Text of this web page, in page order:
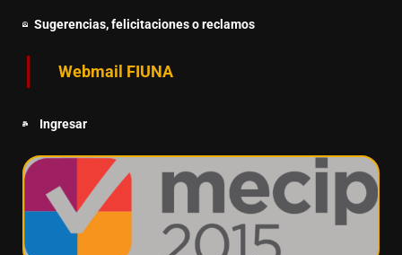
Sugerencias, felicitaciones o reclamos
Webmail FIUNA
Ingresar